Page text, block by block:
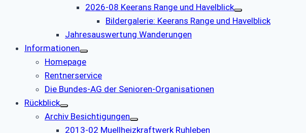
2026-08 Keerans Range und Havelblick
Bildergalerie: Keerans Range und Havelblick
Jahresauswertung Wanderungen
Informationen
Homepage
Rentnerservice
Die Bundes-AG der Senioren-Organisationen
Rückblick
Archiv Besichtigungen
2013-02 Muellheizkraftwerk Ruhleben